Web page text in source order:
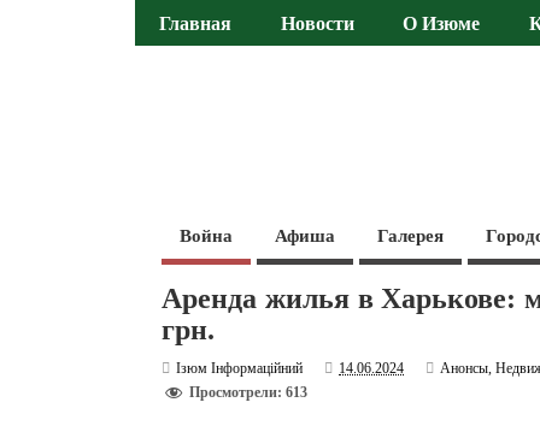
Главная Новости О Изюме
Война Афиша Галерея
Аренда жилья в Харькове:
грн.
Ізюм Інформаційний 14.06.2024 Анонсы,
Просмотрели: 613